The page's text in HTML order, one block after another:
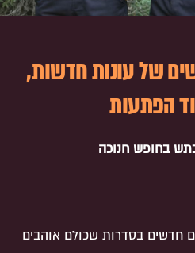
של עונות חדשות,
הפתעות
בחופש חנוכה
חדשים בסדרות שכולם אוהבים